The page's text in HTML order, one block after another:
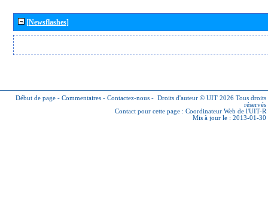
[Newsflashes]
Début de page - Commentaires - Contactez-nous - Droits d'auteur © UIT 2026 Tous droits
réservés
Contact pour cette page : Coordinateur Web de l'UIT-R
Mis à jour le : 2013-01-30